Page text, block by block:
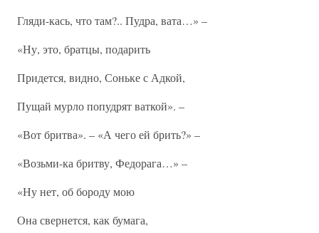
Гляди-кась, что там?.. Пудра, вата…» –
«Ну, это, братцы, подарить
Придется, видно, Соньке с Адкой,
Пущай мурло попудрят ваткой». –
«Вот бритва». – «А чего ей брить?» –
«Возьми-ка бритву, Федорага…» –
«Ну нет, об бороду мою
Она свернется, как бумага,